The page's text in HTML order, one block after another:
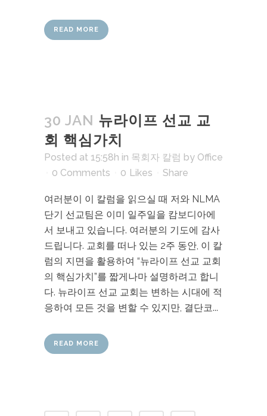
READ MORE
30 JAN 뉴라이프 선교 교
회 핵심가치
Posted at 15:58h in 목회자 칼럼 by Office
0 Comments
0 Likes Share
여러분이 이 칼럼을 읽으실 때 저와 NLMA
단기 선교팀은 이미 일주일을 캄보디아에
서 보내고 있습니다. 여러분의 기도에 감사
드립니다. 교회를 떠나 있는 2주 동안, 이 칼
럼의 지면을 활용하여 “뉴라이프 선교 교회
의 핵심가치”를 짧게나마 설명하려고 합니
다. 뉴라이프 선교 교회는 변하는 시대에 적
응하여 모든 것을 변할 수 있지만, 결단코...
READ MORE